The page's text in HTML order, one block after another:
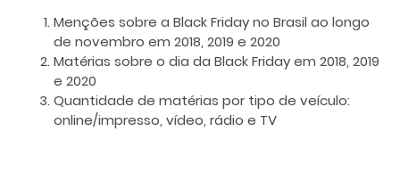
Menções sobre a Black Friday no Brasil ao longo
de novembro em 2018, 2019 e 2020
Matérias sobre o dia da Black Friday em 2018, 2019
e 2020
Quantidade de matérias por tipo de veículo:
online/impresso, vídeo, rádio e TV